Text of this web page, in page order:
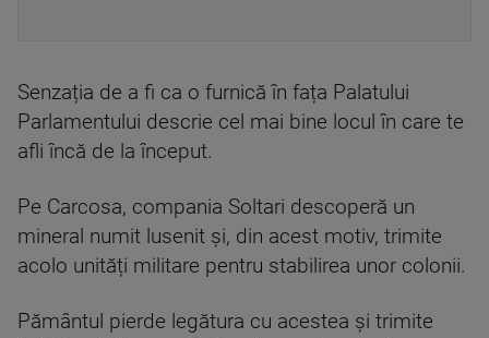
Senzația de a fi ca o furnică în fața Palatului
Parlamentului descrie cel mai bine locul în care te
afli încă de la început.
Pe Carcosa, compania Soltari descoperă un
mineral numit lusenit și, din acest motiv, trimite
acolo unități militare pentru stabilirea unor colonii.
Pământul pierde legătura cu acestea și trimite